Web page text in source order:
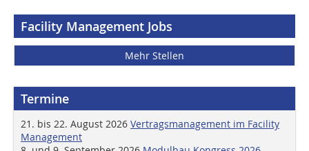
Facility Management Jobs
Mehr Stellen
Termine
21. bis 22. August 2026 Vertragsmanagement im Facility
Management